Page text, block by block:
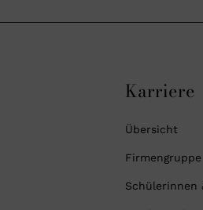
Karriere
Übersicht
Firmengruppe
Schülerinnen